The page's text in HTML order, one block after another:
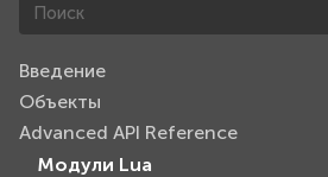
Введение
Объекты
Advanced API Reference
Модули Lua